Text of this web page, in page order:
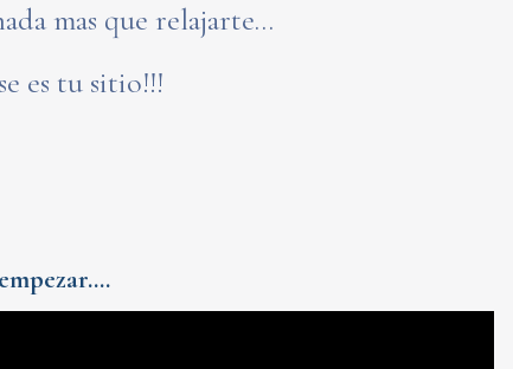
mas que relajarte...
es tu sitio!!!